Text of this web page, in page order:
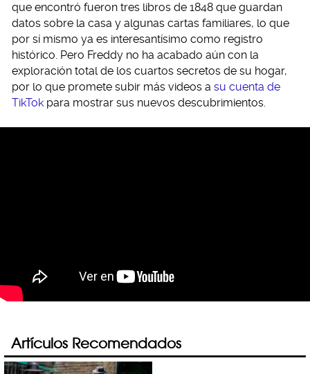
que encontró fueron tres libros de 1848 que guardan
datos sobre la casa y algunas cartas familiares, lo que
por sí mismo ya es interesantísimo como registro
histórico. Pero Freddy no ha acabado aún con la
exploración total de los cuartos secretos de su hogar,
por lo que promete subir más videos a su cuenta de
TikTok para mostrar sus nuevos descubrimientos.
Artículos Recomendados